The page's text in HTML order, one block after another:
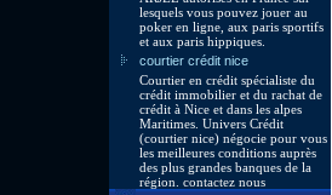
lesquels vous pouvez jouer au
poker en ligne, aux paris sportifs
et aux paris hippiques.
courtier crédit nice
Courtier en crédit spécialiste du
crédit immobilier et du rachat de
crédit à Nice et dans les alpes
Maritimes. Univers Crédit
(courtier nice) négocie pour vous
les meilleures conditions auprès
des plus grandes banques de la
région. contactez nous